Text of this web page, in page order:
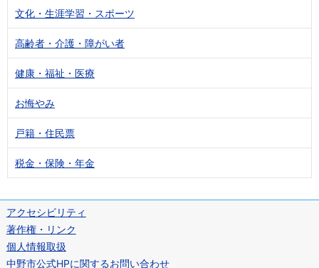
文化・生涯学習・スポーツ
高齢者・介護・障がい者
健康・福祉・医療
お悔やみ
戸籍・住民票
税金・保険・年金
アクセシビリティ
著作権・リンク
個人情報取扱
中野市公式HPに関するお問い合わせ